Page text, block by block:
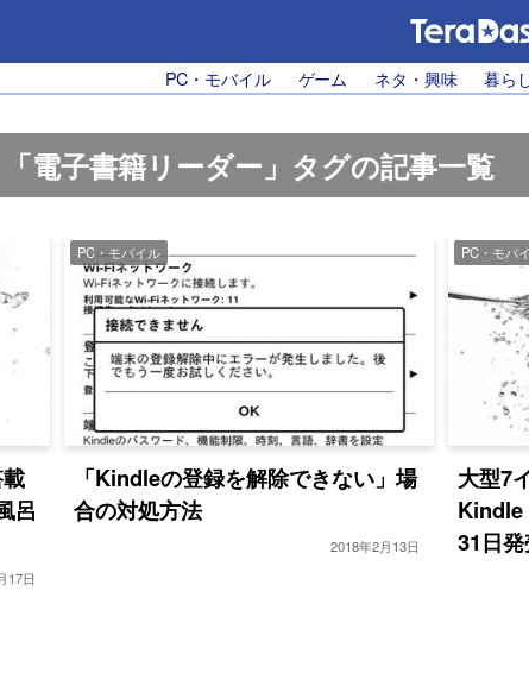
PC・モバイル ゲーム ネタ・興味 暮ら
「電子書籍リーダー」タグの記事一覧
呂
17日
PC・モバイル
「Kindleの登録を解除できない」場
合の対処方法
2018年2月13日
PC・モバ
大型7
Kindle
31日